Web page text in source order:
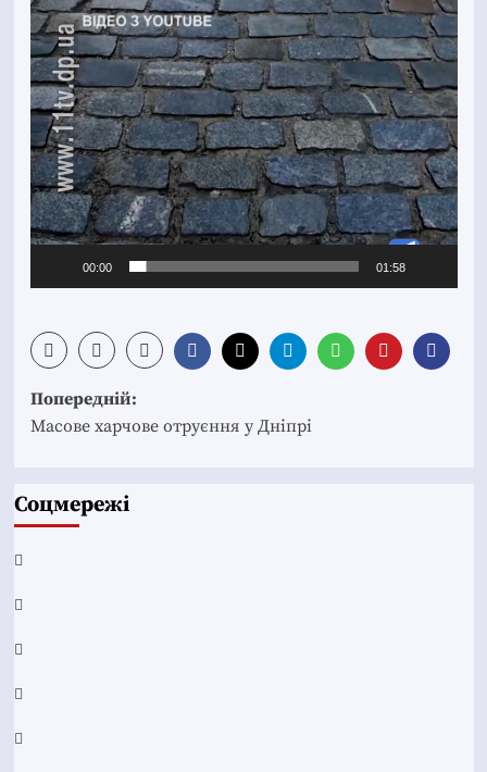
00:00 01:58
Post
navigation
Попередній:
Масове харчове отруєння у Дніпрі
Соцмережі
Facebook
YouTube
Telegram
Instagram
Twitter